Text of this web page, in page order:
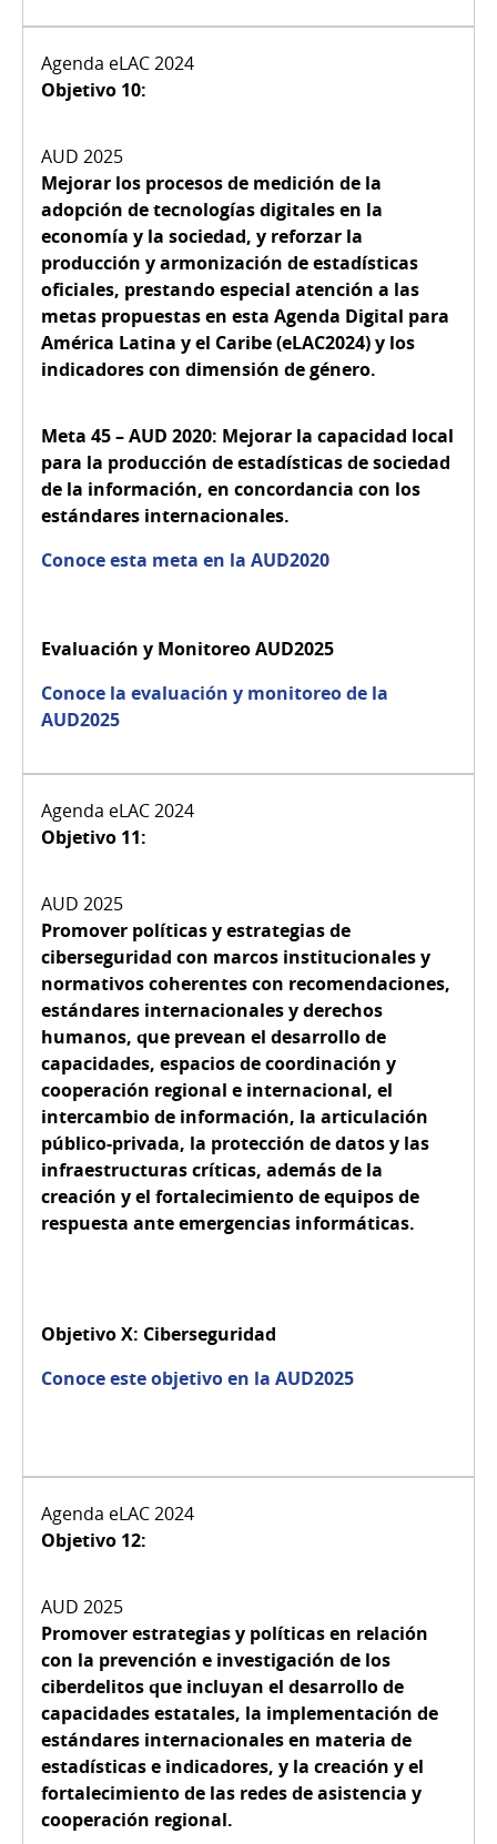
Objetivo 10:
Mejorar los procesos de medición de la
adopción de tecnologías digitales en la
economía y la sociedad, y reforzar la
producción y armonización de estadísticas
oficiales, prestando especial atención a las
metas propuestas en esta Agenda Digital para
América Latina y el Caribe (eLAC2024) y los
indicadores con dimensión de género.
Meta 45 – AUD 2020: Mejorar la capacidad local
para la producción de estadísticas de sociedad
de la información, en concordancia con los
estándares internacionales.
Conoce esta meta en la AUD2020
Evaluación y Monitoreo AUD2025
Conoce la evaluación y monitoreo de la
AUD2025
Objetivo 11:
Promover políticas y estrategias de
ciberseguridad con marcos institucionales y
normativos coherentes con recomendaciones,
estándares internacionales y derechos
humanos, que prevean el desarrollo de
capacidades, espacios de coordinación y
cooperación regional e internacional, el
intercambio de información, la articulación
público-privada, la protección de datos y las
infraestructuras críticas, además de la
creación y el fortalecimiento de equipos de
respuesta ante emergencias informáticas.
Objetivo X: Ciberseguridad
Conoce este objetivo en la AUD2025
Objetivo 12:
Promover estrategias y políticas en relación
con la prevención e investigación de los
ciberdelitos que incluyan el desarrollo de
capacidades estatales, la implementación de
estándares internacionales en materia de
estadísticas e indicadores, y la creación y el
fortalecimiento de las redes de asistencia y
cooperación regional.